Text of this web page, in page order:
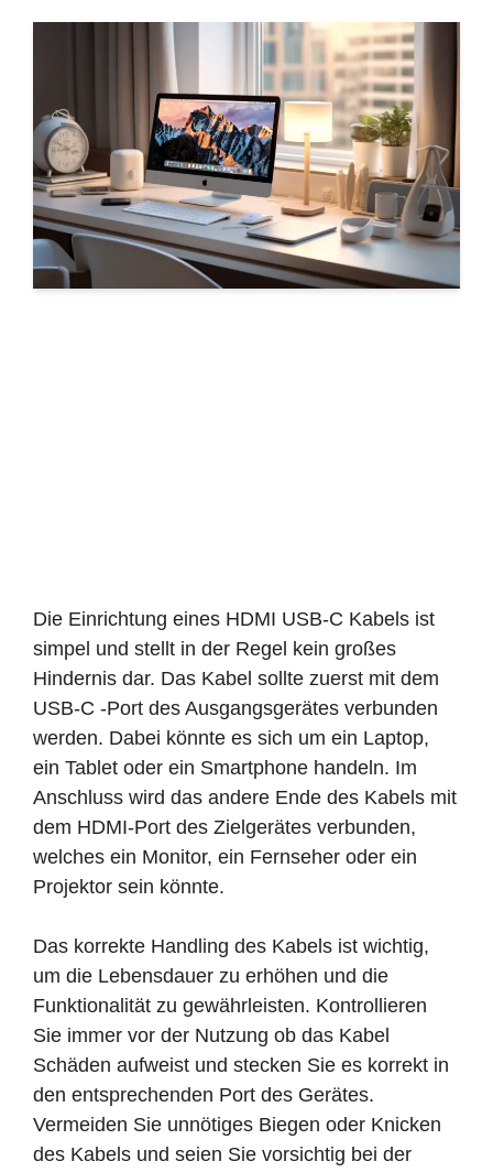
Die Einrichtung eines HDMI USB-C Kabels ist
simpel und stellt in der Regel kein großes
Hindernis dar. Das Kabel sollte zuerst mit dem
USB-C -Port des Ausgangsgerätes verbunden
werden. Dabei könnte es sich um ein Laptop,
ein Tablet oder ein Smartphone handeln. Im
Anschluss wird das andere Ende des Kabels mit
dem HDMI-Port des Zielgerätes verbunden,
welches ein Monitor, ein Fernseher oder ein
Projektor sein könnte.
Das korrekte Handling des Kabels ist wichtig,
um die Lebensdauer zu erhöhen und die
Funktionalität zu gewährleisten. Kontrollieren
Sie immer vor der Nutzung ob das Kabel
Schäden aufweist und stecken Sie es korrekt in
den entsprechenden Port des Gerätes.
Vermeiden Sie unnötiges Biegen oder Knicken
des Kabels und seien Sie vorsichtig bei der